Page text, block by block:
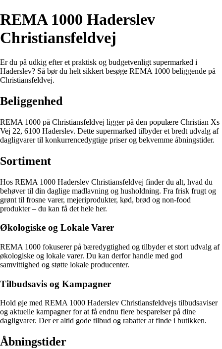
REMA 1000 Haderslev
Christiansfeldvej
Er du på udkig efter et praktisk og budgetvenligt supermarked i
Haderslev? Så bør du helt sikkert besøge REMA 1000 beliggende på
Christiansfeldvej.
Beliggenhed
REMA 1000 på Christiansfeldvej ligger på den populære Christian Xs
Vej 22, 6100 Haderslev. Dette supermarked tilbyder et bredt udvalg af
dagligvarer til konkurrencedygtige priser og bekvemme åbningstider.
Sortiment
Hos REMA 1000 Haderslev Christiansfeldvej finder du alt, hvad du
behøver til din daglige madlavning og husholdning. Fra frisk frugt og
grønt til frosne varer, mejeriprodukter, kød, brød og non-food
produkter – du kan få det hele her.
Økologiske og Lokale Varer
REMA 1000 fokuserer på bæredygtighed og tilbyder et stort udvalg af
økologiske og lokale varer. Du kan derfor handle med god
samvittighed og støtte lokale producenter.
Tilbudsavis og Kampagner
Hold øje med REMA 1000 Haderslev Christiansfeldvejs tilbudsaviser
og aktuelle kampagner for at få endnu flere besparelser på dine
dagligvarer. Der er altid gode tilbud og rabatter at finde i butikken.
Åbningstider